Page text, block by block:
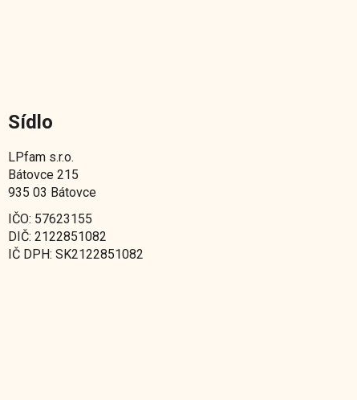
Sídlo
LPfam s.r.o.
Bátovce 215
935 03 Bátovce
IČO: 57623155
DIČ: 2122851082
IČ DPH: SK2122851082